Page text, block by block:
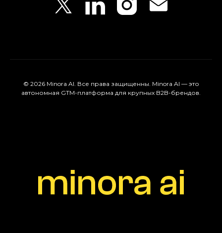
© 2026 Minora AI. Все права защищенны. Minora AI — это
автономная GTM-платформа для крупных B2B-брендов.